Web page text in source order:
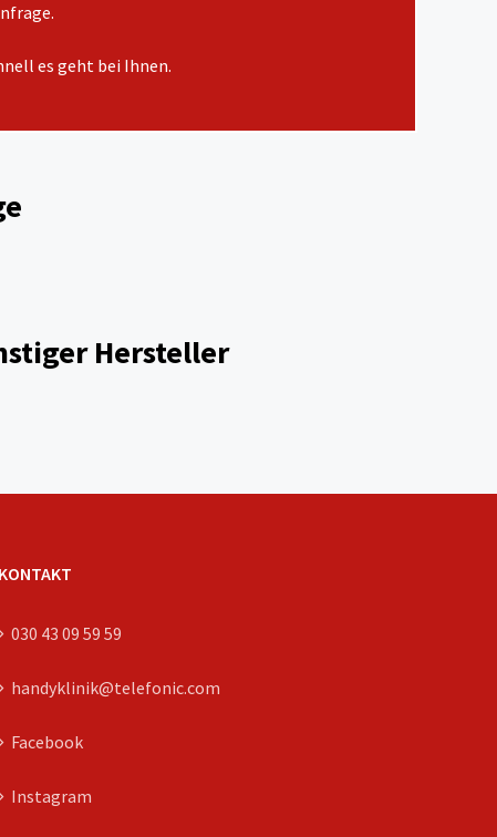
es geht bei Ihnen.
Hersteller
KONTAKT
030 43 09 59 59
handyklinik@telefonic.com
Facebook
Instagram